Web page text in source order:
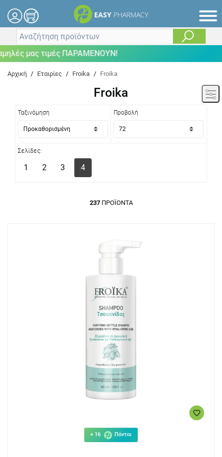
EASY PHARMACY
μας τιμές ΠΑΡΑΜΕΝΟΥΝ!
Αρχική / Εταιρίες / Froika / Froika
Froika
Ταξινόμηση Προβολή
Σελίδες:
1 2 3 4
237ΠΡΟΪΌΝΤΑ
+ 16 Πόντοι